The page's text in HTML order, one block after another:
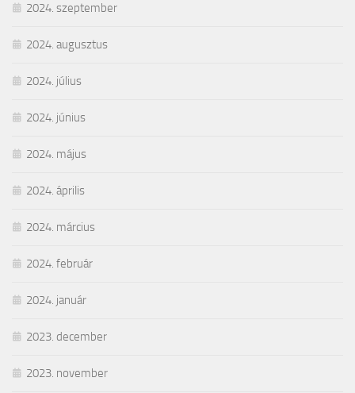
2024. szeptember
2024. augusztus
2024. július
2024. június
2024. május
2024. április
2024. március
2024. február
2024. január
2023. december
2023. november